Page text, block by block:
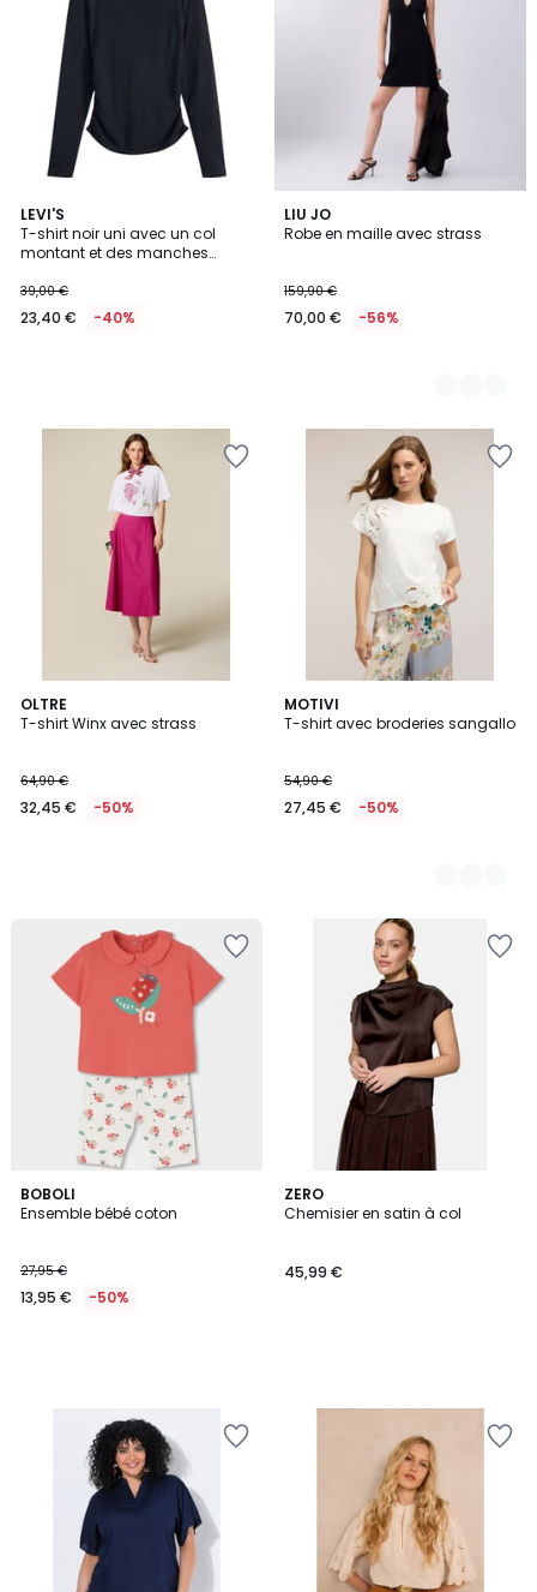
LEVI'S
T-shirt noir uni avec un col
montant et des manches
39,00 €
23,40 € -40%
LIU JO
Robe en maille avec strass
159,90 €
70,00 € -56%
2
Couleurs
OLTRE
T-shirt Winx avec strass
64,90 €
32,45 € -50%
MOTIVI
T-shirt avec broderies sangallo
54,90 €
27,45 € -50%
2
Couleurs
BOBOLI
Ensemble bébé coton
27,95 €
13,95 € -50%
ZERO
Chemisier en satin à col
45,99 €